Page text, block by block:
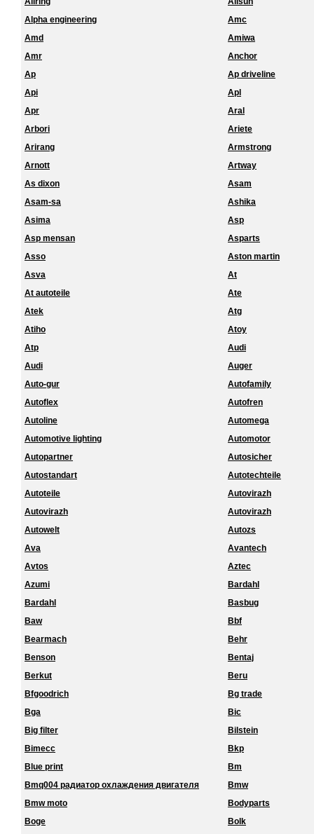
Alpha engineering
Amc
Amd
Amiwa
Amr
Anchor
Ap
Ap driveline
Api
Apl
Apr
Aral
Arbori
Ariete
Arirang
Armstrong
Arnott
Artway
As dixon
Asam
Asam-sa
Ashika
Asima
Asp
Asp mensan
Asparts
Asso
Aston martin
Asva
At
At autoteile
Ate
Atek
Atg
Atiho
Atoy
Atp
Audi
Audi
Auger
Auto-gur
Autofamily
Autoflex
Autofren
Autoline
Automega
Automotive lighting
Automotor
Autopartner
Autosicher
Autostandart
Autotechteile
Autoteile
Autovirazh
Autovirazh
Autovirazh
Autowelt
Autozs
Ava
Avantech
Avtos
Aztec
Azumi
Bardahl
Bardahl
Basbug
Baw
Bbf
Bearmach
Behr
Benson
Bentaj
Berkut
Beru
Bfgoodrich
Bg trade
Bga
Bic
Big filter
Bilstein
Bimecc
Bkp
Blue print
Bm
Bmq004 радиатор охлаждения двигателя
Bmw
Bmw moto
Bodyparts
Boge
Bolk